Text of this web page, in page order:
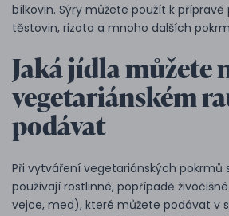
bílkovin. Sýry můžete použít k přípravě
těstovin, rizota a mnoho dalších
Jaká jídla můžete
vegetariánském
podávat
Při vytváření vegetariánských pokrmů
používají rostlinné, popřípadě
vejce, med), které můžete podávat v